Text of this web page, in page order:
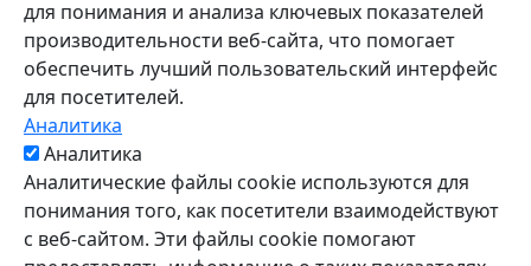
для понимания и анализа ключевых показателей
производительности веб-сайта, что помогает
обеспечить лучший пользовательский интерфейс
для посетителей.
Аналитика
Аналитика
Аналитические файлы cookie используются для
понимания того, как посетители взаимодействуют
с веб-сайтом. Эти файлы cookie помогают